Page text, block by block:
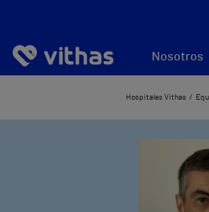
Nosotros
Hospitales Vithas